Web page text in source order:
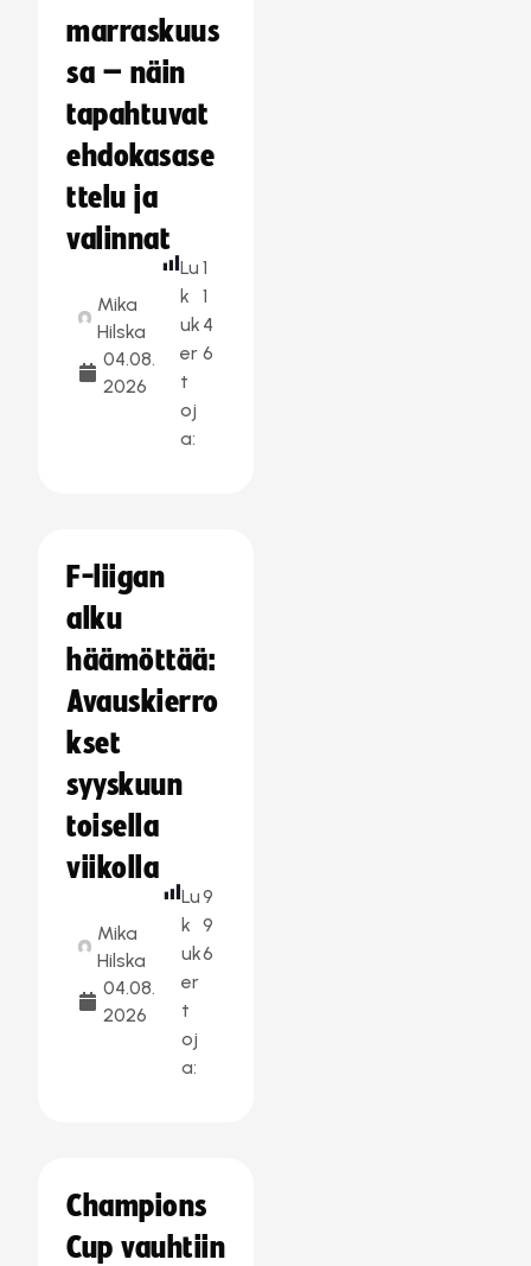
marraskuus
sa – näin
tapahtuvat
ehdokasase
ttelu ja
valinnat
Mika
Hilska
04.08.
2026
Lu
k
uk
er
t
oj
a:
1
1
4
6
F-liigan
alku
häämöttää:
Avauskierro
kset
syyskuun
toisella
viikolla
Mika
Hilska
04.08.
2026
Lu
k
uk
er
t
oj
a:
9
9
6
Champions
Cup vauhtiin